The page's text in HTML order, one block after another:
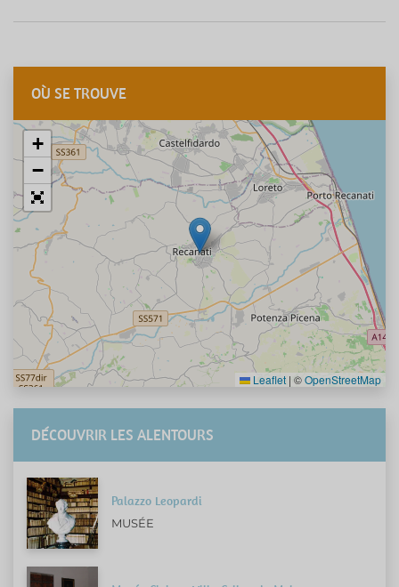
OÙ SE TROUVE
+
−
Leaflet | ©OpenStreetMap
DÉCOUVRIR LES ALENTOURS
Palazzo Leopardi
MUSÉE